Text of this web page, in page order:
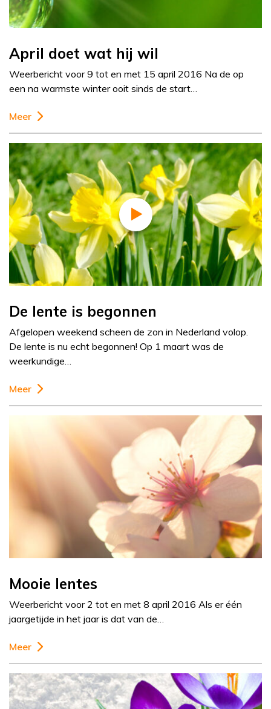
April doet wat hij wil
Weerbericht voor 9 tot en met 15 april 2016 Na de op
een na warmste winter ooit sinds de start…
Meer
De lente is begonnen
Afgelopen weekend scheen de zon in Nederland volop.
De lente is nu echt begonnen! Op 1 maart was de
weerkundige…
Meer
Mooie lentes
Weerbericht voor 2 tot en met 8 april 2016 Als er één
jaargetijde in het jaar is dat van de…
Meer